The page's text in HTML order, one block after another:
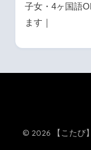
子女・4ヶ国語
ます｜
© 2026 【こたび